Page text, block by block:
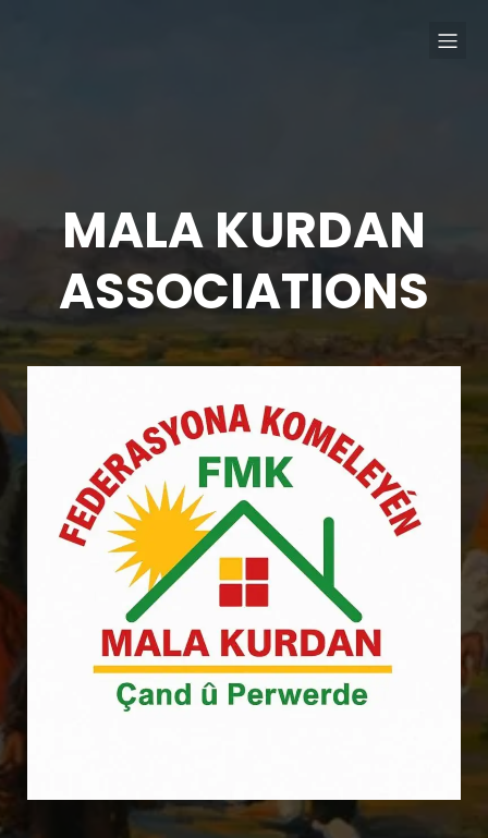
MALA KURDAN
ASSOCIATIONS